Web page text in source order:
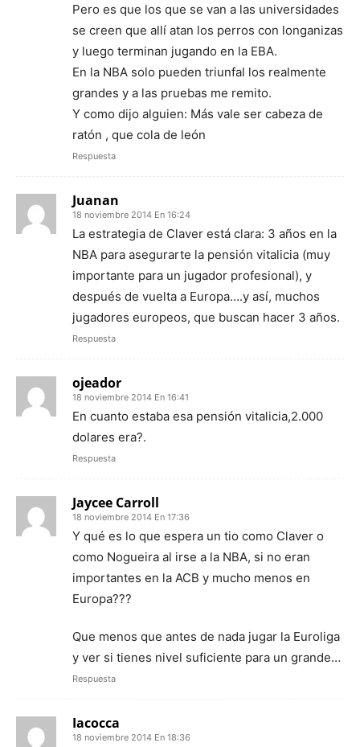
Pero es que los que se van a las universidades
se creen que allí atan los perros con longanizas
y luego terminan jugando en la EBA.
En la NBA solo pueden triunfal los realmente
grandes y a las pruebas me remito.
Y como dijo alguien: Más vale ser cabeza de
ratón , que cola de león
Respuesta
Juanan
18 noviembre 2014 En 16:24
La estrategia de Claver está clara: 3 años en la
NBA para asegurarte la pensión vitalicia (muy
importante para un jugador profesional), y
después de vuelta a Europa….y así, muchos
jugadores europeos, que buscan hacer 3 años.
Respuesta
ojeador
18 noviembre 2014 En 16:41
En cuanto estaba esa pensión vitalicia,2.000
dolares era?.
Respuesta
Jaycee Carroll
18 noviembre 2014 En 17:36
Y qué es lo que espera un tio como Claver o
como Nogueira al irse a la NBA, si no eran
importantes en la ACB y mucho menos en
Europa???
Que menos que antes de nada jugar la Euroliga
y ver si tienes nivel suficiente para un grande…
Respuesta
Iacocca
18 noviembre 2014 En 18:36